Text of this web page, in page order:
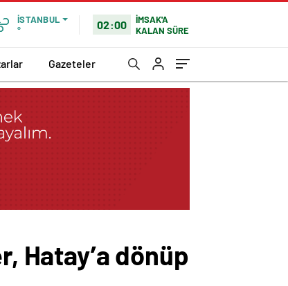
İSTANBUL
°
02:00
İMSAK'A
KALAN SÜRE
Gazeteler
Hatay’a dönüp